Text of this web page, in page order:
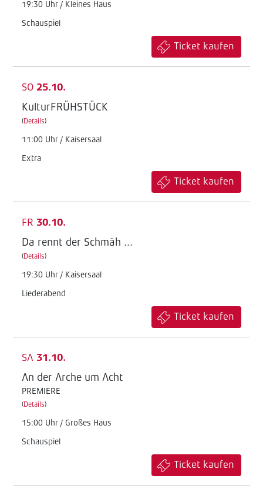
19:30 Uhr / Kleines Haus
Schauspiel
Ticket kaufen
SO 25.10.
KulturFRÜHSTÜCK
(Details)
11:00 Uhr / Kaisersaal
Extra
Ticket kaufen
FR 30.10.
Da rennt der Schmäh ...
(Details)
19:30 Uhr / Kaisersaal
Liederabend
Ticket kaufen
SA 31.10.
An der Arche um Acht
PREMIERE
(Details)
15:00 Uhr / Großes Haus
Schauspiel
Ticket kaufen